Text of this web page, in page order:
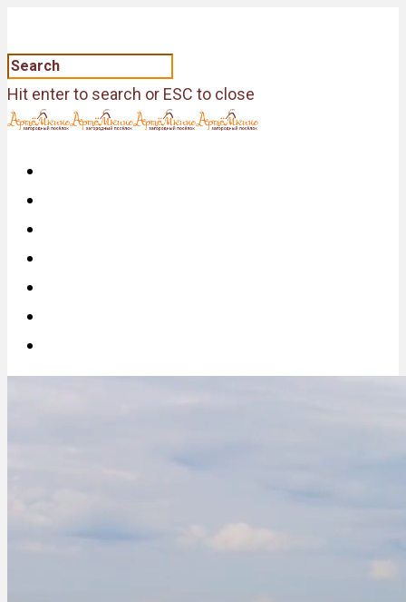
Hit enter to search or ESC to close